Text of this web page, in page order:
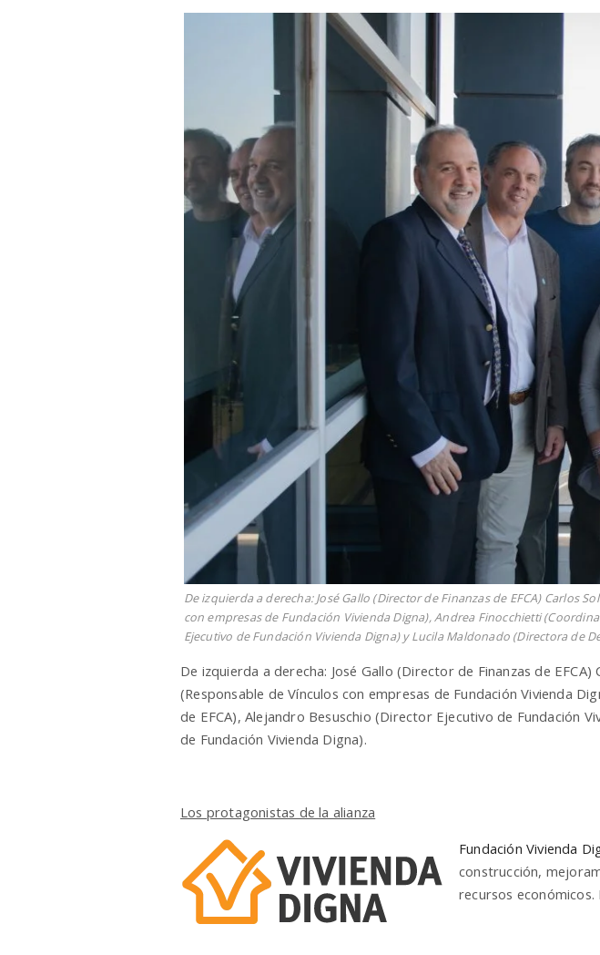
De izquierda a derecha: José Gallo (Director de Finanzas de EFCA) Carlos
con empresas de Fundación Vivienda Digna), Andrea Finocchietti
Ejecutivo de Fundación Vivienda Digna) y Lucila Maldonado (Directora de
De izquierda a derecha: José Gallo (Director de Finanzas de
(Responsable de Vínculos con empresas de Fundación Vivienda
de EFCA), Alejandro Besuschio (Director Ejecutivo de Fundación
de Fundación Vivienda Digna).
Los protagonistas de la alianza
Fundación Vivienda
construcción,
recursos